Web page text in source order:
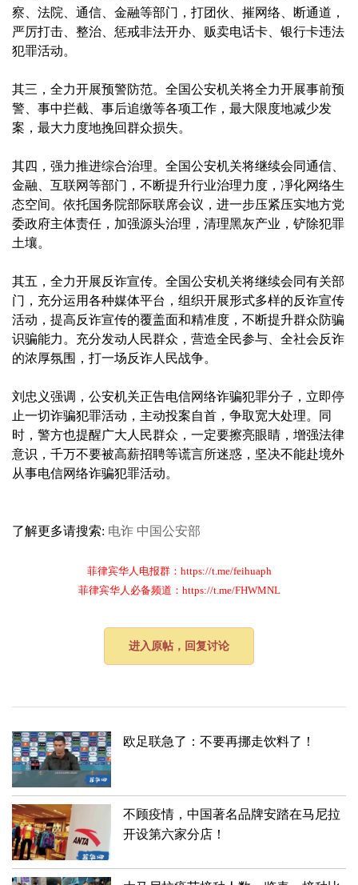
察、法院、通信、金融等部门，打团伙、摧网络、断通道，
严厉打击、整治、惩戒非法开办、贩卖电话卡、银行卡违法
犯罪活动。
其三，全力开展预警防范。全国公安机关将全力开展事前预
警、事中拦截、事后追缴等各项工作，最大限度地减少发
案，最大力度地挽回群众损失。
其四，强力推进综合治理。全国公安机关将继续会同通信、
金融、互联网等部门，不断提升行业治理力度，凈化网络生
态空间。依托国务院部际联席会议，进一步压紧压实地方党
委政府主体责任，加强源头治理，清理黑灰产业，铲除犯罪
土壤。
其五，全力开展反诈宣传。全国公安机关将继续会同有关部
门，充分运用各种媒体平台，组织开展形式多样的反诈宣传
活动，提高反诈宣传的覆盖面和精准度，不断提升群众防骗
识骗能力。充分发动人民群众，营造全民参与、全社会反诈
的浓厚氛围，打一场反诈人民战争。
刘忠义强调，公安机关正告电信网络诈骗犯罪分子，立即停
止一切诈骗犯罪活动，主动投案自首，争取宽大处理。同
时，警方也提醒广大人民群众，一定要擦亮眼睛，增强法律
意识，千万不要被高薪招聘等谎言所迷惑，坚决不能赴境外
从事电信网络诈骗犯罪活动。
了解更多请搜索: 电诈 中国公安部
菲律宾华人电报群：https://t.me/feihuaph
菲律宾华人必备频道：https://t.me/FHWMNL
进入原帖，回复讨论
欧足联急了：不要再挪走饮料了！
不顾疫情，中国著名品牌安踏在马尼拉
开设第六家分店！